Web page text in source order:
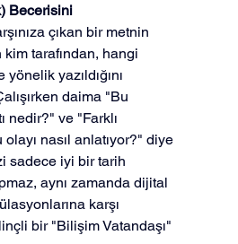
Becerisini
çıkan bir metnin
tarafından, hangi
yazıldığını
daima "Bu
nedir?" ve "Farklı
nasıl anlatıyor?" diye
sadece iyi bir tarih
aynı zamanda dijital
karşı
bir "Bilişim Vatandaşı"